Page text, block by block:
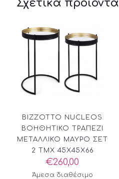
Σχετικά προϊόντα
BIZZOTTO NUCLEOS
ΒΟΗΘΗΤΙΚΟ ΤΡΑΠΕΖΙ
ΜΕΤΑΛΛΙΚΟ ΜΑΥΡΟ ΣΕΤ
2 ΤΜΧ 45X45X66
€260,00
Άμεσα διαθέσιμο